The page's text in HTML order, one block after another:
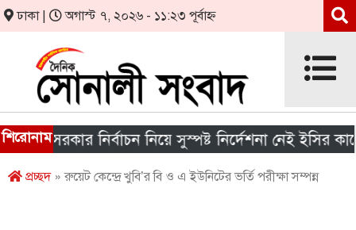
ঢাকা | অগাস্ট ৭, ২০২৬ - ১১:২৩ পূর্বাহ্ন
শিরোনাম
সরকার নির্বাচন নিয়ে সুস্পষ্ট নির্দেশনা নেই ইসির কাছে
প্রচ্ছদ» রুয়েট কেন্দ্রে খুবি’র বি ও এ ইউনিটের ভর্তি পরীক্ষা সম্পন্ন